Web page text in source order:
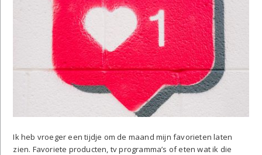
Ik heb vroeger een tijdje om de maand mijn favorieten laten
zien. Favoriete producten, tv programma’s of eten wat ik die